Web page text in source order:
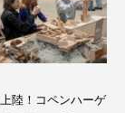
陸！コペンハーゲ